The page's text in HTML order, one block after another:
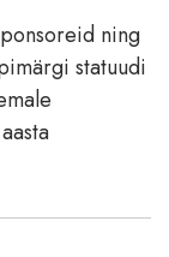
ning
statuudi